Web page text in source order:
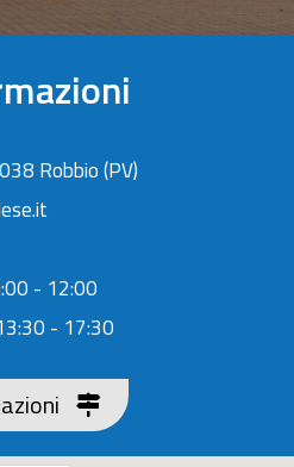
Robbio (PV)
- 12:00
- 17:30